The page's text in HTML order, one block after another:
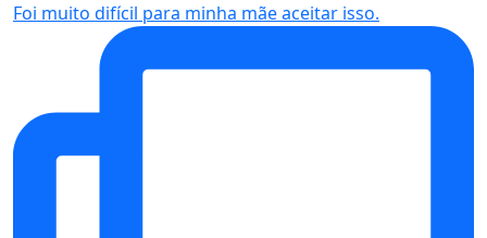
Foi muito difícil para minha mãe aceitar isso.